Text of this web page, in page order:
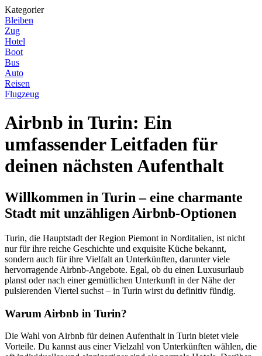
Kategorier
Bleiben
Zug
Hotel
Boot
Bus
Auto
Reisen
Flugzeug
Airbnb in Turin: Ein
umfassender Leitfaden für
deinen nächsten Aufenthalt
Willkommen in Turin – eine charmante
Stadt mit unzähligen Airbnb-Optionen
Turin, die Hauptstadt der Region Piemont in Norditalien, ist nicht
nur für ihre reiche Geschichte und exquisite Küche bekannt,
sondern auch für ihre Vielfalt an Unterkünften, darunter viele
hervorragende Airbnb-Angebote. Egal, ob du einen Luxusurlaub
planst oder nach einer gemütlichen Unterkunft in der Nähe der
pulsierenden Viertel suchst – in Turin wirst du definitiv fündig.
Warum Airbnb in Turin?
Die Wahl von Airbnb für deinen Aufenthalt in Turin bietet viele
Vorteile. Du kannst aus einer Vielzahl von Unterkünften wählen, die